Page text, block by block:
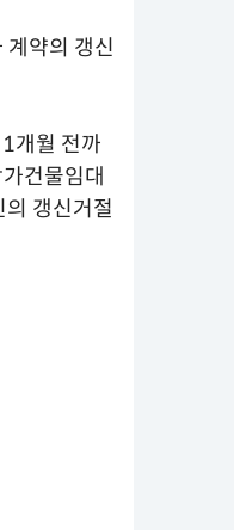
약의 갱신
개월 전까
건물임대
갱신거절